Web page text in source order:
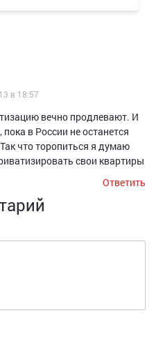
в 18:57
вечно продлевают. И
в России не останется
что торопиться я думаю
свои квартиры
Ответить